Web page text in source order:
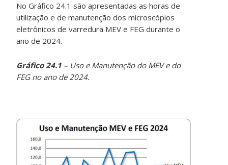
No Gráfico 24.1 são apresentadas as horas de
utilização e de manutenção dos microscópios
eletrônicos de varredura MEV e FEG durante o
ano de 2024.
Gráfico 24.1 – Uso e Manutenção do MEV e do
FEG no ano de 2024.